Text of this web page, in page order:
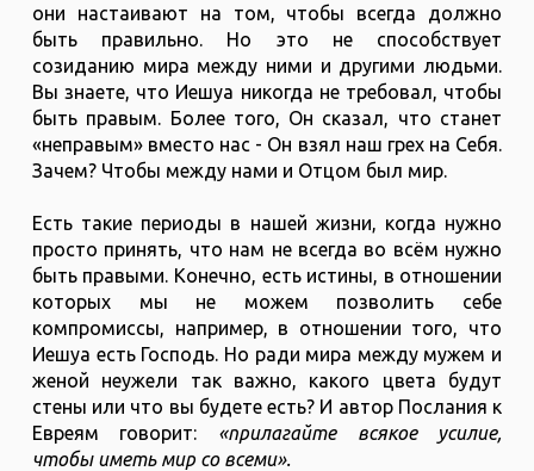
они настаивают на том, чтобы всегда должно
быть правильно. Но это не способствует
созиданию мира между ними и другими людьми.
Вы знаете, что Иешуа никогда не требовал, чтобы
быть правым. Более того, Он сказал, что станет
«неправым» вместо нас - Он взял наш грех на Себя.
Зачем? Чтобы между нами и Отцом был мир.
Есть такие периоды в нашей жизни, когда нужно
просто принять, что нам не всегда во всём нужно
быть правыми. Конечно, есть истины, в отношении
которых мы не можем позволить себе
компромиссы, например, в отношении того, что
Иешуа есть Господь. Но ради мира между мужем и
женой неужели так важно, какого цвета будут
стены или что вы будете есть? И автор Послания к
Евреям говорит: «прилагайте всякое усилие,
чтобы иметь мир со всеми».